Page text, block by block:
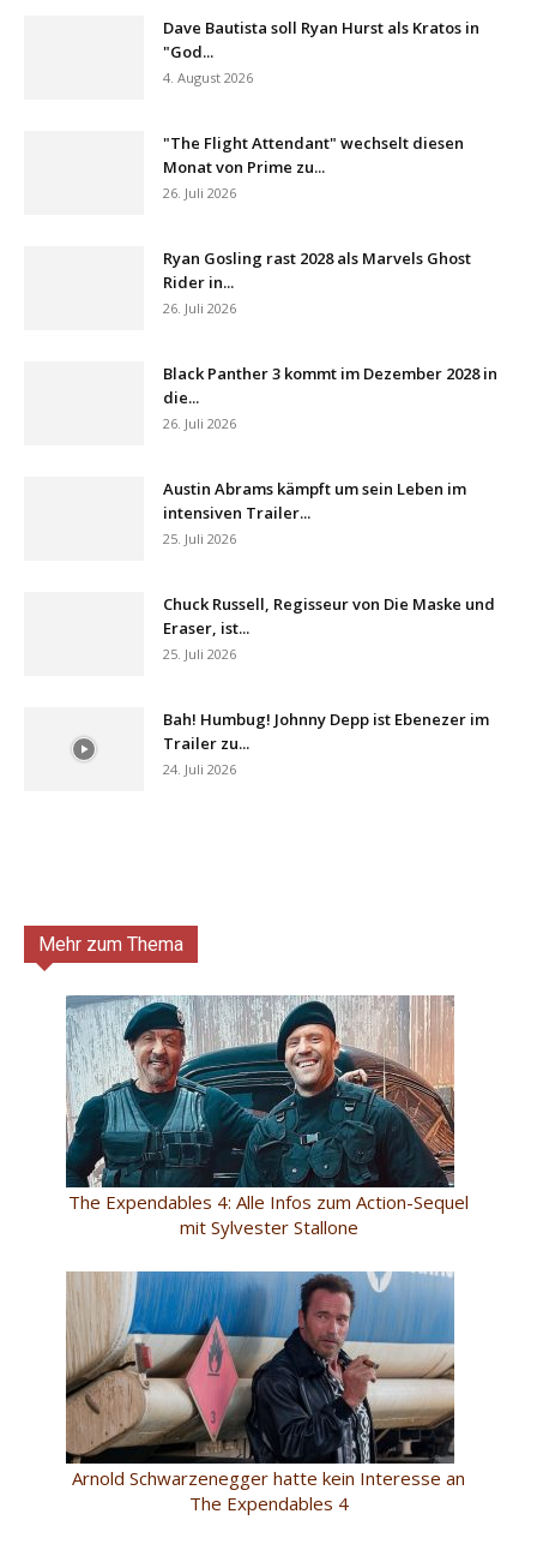
Dave Bautista soll Ryan Hurst als Kratos in
"God...
4. August 2026
"The Flight Attendant" wechselt diesen
Monat von Prime zu...
26. Juli 2026
Ryan Gosling rast 2028 als Marvels Ghost
Rider in...
26. Juli 2026
Black Panther 3 kommt im Dezember 2028 in
die...
26. Juli 2026
Austin Abrams kämpft um sein Leben im
intensiven Trailer...
25. Juli 2026
Chuck Russell, Regisseur von Die Maske und
Eraser, ist...
25. Juli 2026
Bah! Humbug! Johnny Depp ist Ebenezer im
Trailer zu...
24. Juli 2026
Mehr zum Thema
The Expendables 4: Alle Infos zum Action-Sequel
mit Sylvester Stallone
Arnold Schwarzenegger hatte kein Interesse an
The Expendables 4